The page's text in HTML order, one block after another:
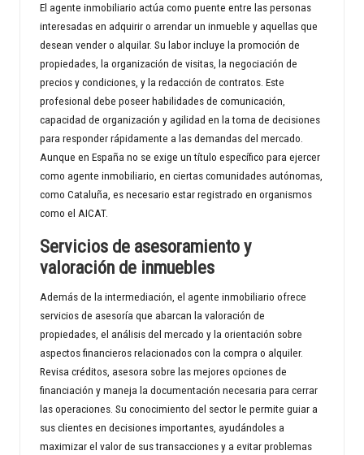
El agente inmobiliario actúa como puente entre las personas
interesadas en adquirir o arrendar un inmueble y aquellas que
desean vender o alquilar. Su labor incluye la promoción de
propiedades, la organización de visitas, la negociación de
precios y condiciones, y la redacción de contratos. Este
profesional debe poseer habilidades de comunicación,
capacidad de organización y agilidad en la toma de decisiones
para responder rápidamente a las demandas del mercado.
Aunque en España no se exige un título específico para ejercer
como agente inmobiliario, en ciertas comunidades autónomas,
como Cataluña, es necesario estar registrado en organismos
como el AICAT.
Servicios de asesoramiento y
valoración de inmuebles
Además de la intermediación, el agente inmobiliario ofrece
servicios de asesoría que abarcan la valoración de
propiedades, el análisis del mercado y la orientación sobre
aspectos financieros relacionados con la compra o alquiler.
Revisa créditos, asesora sobre las mejores opciones de
financiación y maneja la documentación necesaria para cerrar
las operaciones. Su conocimiento del sector le permite guiar a
sus clientes en decisiones importantes, ayudándoles a
maximizar el valor de sus transacciones y a evitar problemas